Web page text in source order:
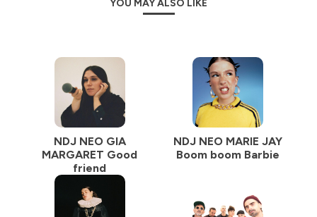
YOU MAY ALSO LIKE
NDJ NEO GIA
MARGARET Good
friend
NDJ NEO MARIE JAY
Boom boom Barbie